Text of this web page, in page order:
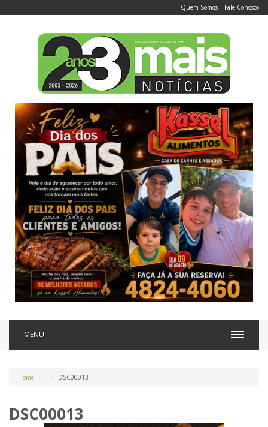
Quem Somos | Fale Conosco
MENU
Home DSC00013
DSC00013